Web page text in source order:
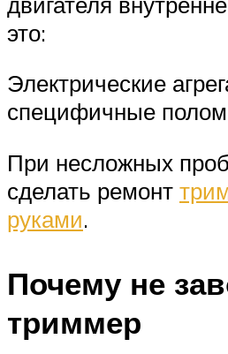
это:
Электрические
специфичные
При несложных
сделать ремонт
руками.
Почему не
триммер